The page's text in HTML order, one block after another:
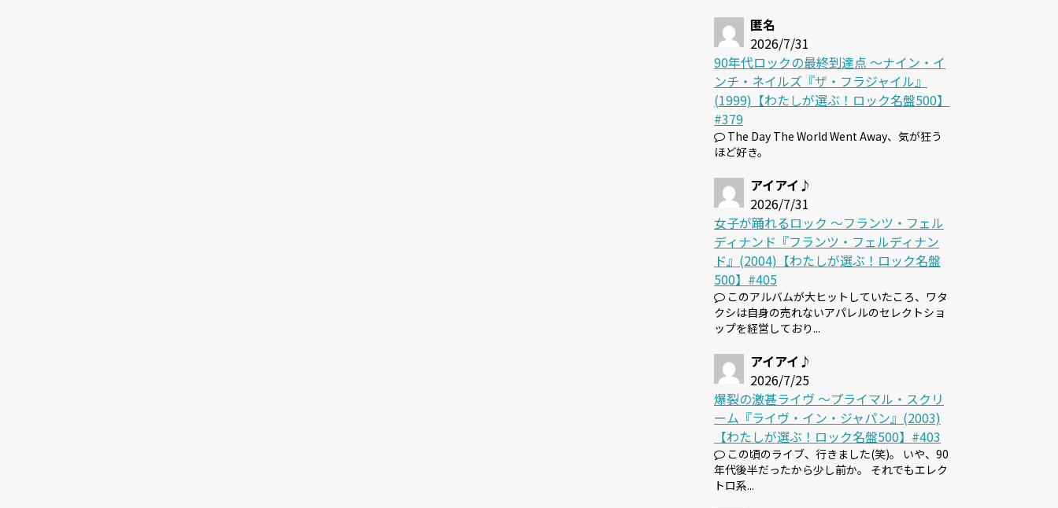
匿名
2026/7/31
90年代ロックの最終到達点 〜ナイン・イ
ンチ・ネイルズ『ザ・フラジャイル』
(1999)【わたしが選ぶ！ロック名盤500】
#379
The Day The World Went Away、気が狂う
ほど好き。
アイアイ♪
2026/7/31
女子が踊れるロック 〜フランツ・フェル
ディナンド『フランツ・フェルディナン
ド』(2004)【わたしが選ぶ！ロック名盤
500】#405
このアルバムが大ヒットしていたころ、ワタ
クシは自身の売れないアパレルのセレクトショ
ップを経営しており...
アイアイ♪
2026/7/25
爆裂の激甚ライヴ 〜プライマル・スクリ
ーム『ライヴ・イン・ジャパン』(2003)
【わたしが選ぶ！ロック名盤500】#403
この頃のライブ、行きました(笑)。 いや、90
年代後半だったから少し前か。 それでもエレク
トロ系...